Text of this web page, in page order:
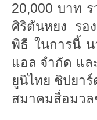
20,000 บาท
ศิริตันหยง รอ
พิธี ในการนี้
แอล จำกัด แล
ยูนิไทย ชิปยา
สมาคมสื่อมวล